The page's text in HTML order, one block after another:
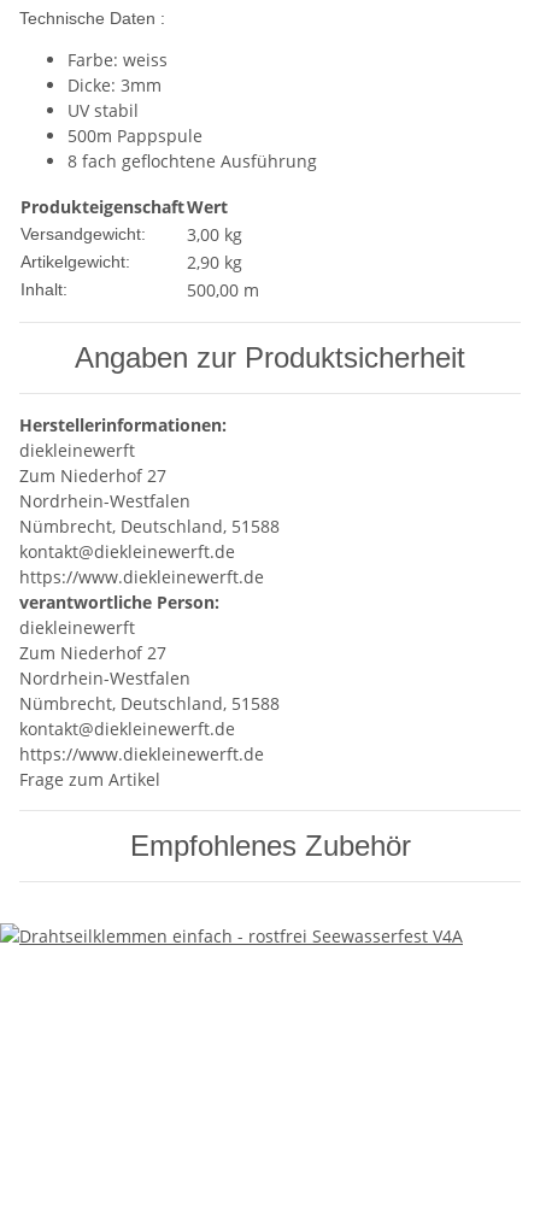
Technische Daten :
Farbe: weiss
Dicke: 3mm
UV stabil
500m Pappspule
8 fach geflochtene Ausführung
ProdukteigenschaftWert
Versandgewicht: 3,00 kg
Artikelgewicht: 2,90 kg
Inhalt: 500,00 m
Angaben zur Produktsicherheit
Herstellerinformationen:
diekleinewerft
Zum Niederhof 27
Nordrhein-Westfalen
Nümbrecht, Deutschland, 51588
kontakt@diekleinewerft.de
https://www.diekleinewerft.de
verantwortliche Person:
diekleinewerft
Zum Niederhof 27
Nordrhein-Westfalen
Nümbrecht, Deutschland, 51588
kontakt@diekleinewerft.de
https://www.diekleinewerft.de
Frage zum Artikel
Empfohlenes Zubehör